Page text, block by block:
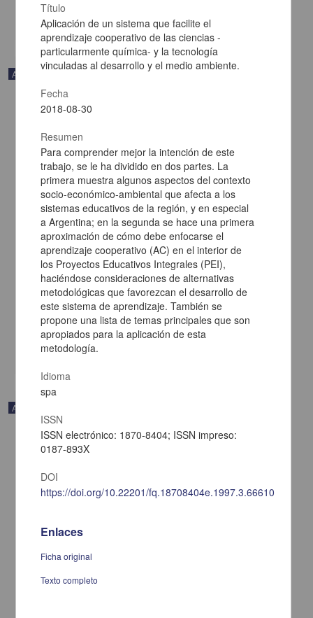
Artículo
Transformación de un trabajo práctico tradicional
Landau, Leonor; Lastres, Luz; Sileo, Marta - Facultad de Química,
UNAM
2018-08-30
Biología y Química
Artículo
Título
Aplicación de un sistema que facilite el
aprendizaje cooperativo de las ciencias -
particularmente química- y la tecnología
vinculadas al desarrollo y el medio ambiente.
Fecha
2018-08-30
Resumen
Para comprender mejor la intención de este
trabajo, se le ha dividido en dos partes. La
primera muestra algunos aspectos del contexto
socio-económico-ambiental que afecta a los
sistemas educativos de la región, y en especial
a Argentina; en la segunda se hace una primera
aproximación de cómo debe enfocarse el
aprendizaje cooperativo (AC) en el interior de
los Proyectos Educativos Integrales (PEI),
haciéndose consideraciones de alternativas
metodológicas que favorezcan el desarrollo de
este sistema de aprendizaje. También se
propone una lista de temas principales que son
apropiados para la aplicación de esta
metodología.
Idioma
spa
ISSN
ISSN electrónico: 1870-8404; ISSN impreso:
0187-893X
DOI
https://doi.org/10.22201/fq.18708404e.1997.3.66610
Enlaces
Ficha original
Texto completo